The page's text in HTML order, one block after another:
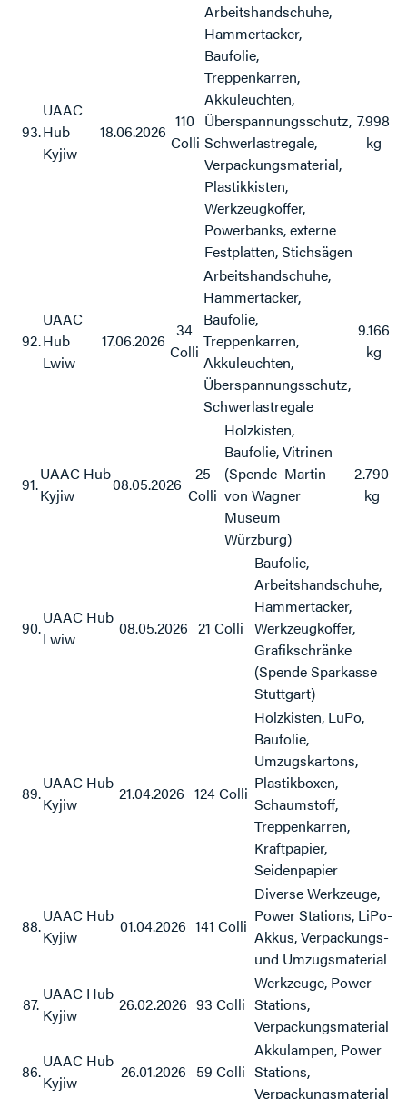
93.
UAAC
Hub
Kyjiw
18.06.2026
110
Colli
Arbeitshandschuhe,
Hammertacker,
Baufolie,
Treppenkarren,
Akkuleuchten,
Überspannungsschutz,
Schwerlastregale,
Verpackungsmaterial,
Plastikkisten,
Werkzeugkoffer,
Powerbanks, externe
Festplatten, Stichsägen
7.998
kg
92.
UAAC
Hub
Lwiw
17.06.2026
34
Colli
Arbeitshandschuhe,
Hammertacker,
Baufolie,
Treppenkarren,
Akkuleuchten,
Überspannungsschutz,
Schwerlastregale
9.166
kg
91.
UAAC Hub
Kyjiw
08.05.2026
25
Colli
Holzkisten,
Baufolie, Vitrinen
(Spende Martin
von Wagner
Museum
Würzburg)
2.790
kg
90.
UAAC Hub
Lwiw
08.05.2026 21 Colli
Baufolie,
Arbeitshandschuhe,
Hammertacker,
Werkzeugkoffer,
Grafikschränke
(Spende Sparkasse
Stuttgart)
89.
UAAC Hub
Kyjiw
21.04.2026 124 Colli
Holzkisten, LuPo,
Baufolie,
Umzugskartons,
Plastikboxen,
Schaumstoff,
Treppenkarren,
Kraftpapier,
Seidenpapier
88.
UAAC Hub
Kyjiw
01.04.2026 141 Colli
Diverse Werkzeuge,
Power Stations, LiPo-
Akkus, Verpackungs-
und Umzugsmaterial
87.
UAAC Hub
Kyjiw
26.02.2026 93 Colli
Werkzeuge, Power
Stations,
Verpackungsmaterial
86.
UAAC Hub
Kyjiw
26.01.2026 59 Colli
Akkulampen, Power
Stations,
Verpackungsmaterial